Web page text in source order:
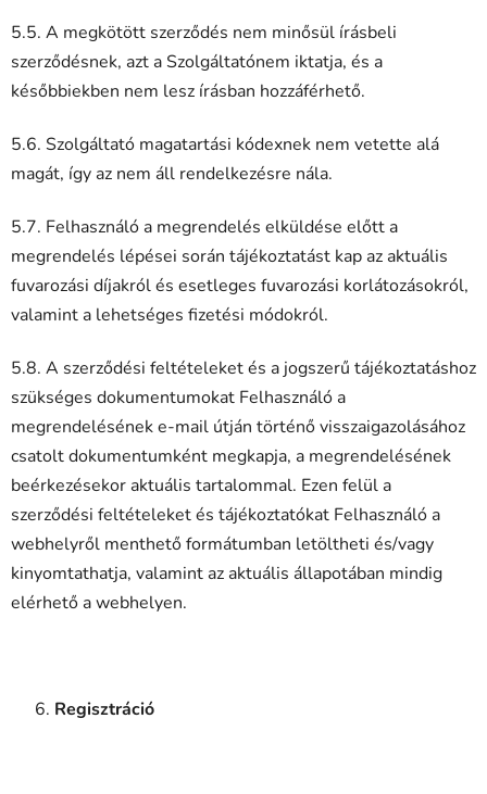
5.5. A megkötött szerződés nem minősül írásbeli
szerződésnek, azt a Szolgáltatónem iktatja, és a
későbbiekben nem lesz írásban hozzáférhető.
5.6. Szolgáltató magatartási kódexnek nem vetette alá
magát, így az nem áll rendelkezésre nála.
5.7. Felhasználó a megrendelés elküldése előtt a
megrendelés lépései során tájékoztatást kap az aktuális
fuvarozási díjakról és esetleges fuvarozási korlátozásokról,
valamint a lehetséges fizetési módokról.
5.8. A szerződési feltételeket és a jogszerű tájékoztatáshoz
szükséges dokumentumokat Felhasználó a
megrendelésének e-mail útján történő visszaigazolásához
csatolt dokumentumként megkapja, a megrendelésének
beérkezésekor aktuális tartalommal. Ezen felül a
szerződési feltételeket és tájékoztatókat Felhasználó a
webhelyről menthető formátumban letöltheti és/vagy
kinyomtathatja, valamint az aktuális állapotában mindig
elérhető a webhelyen.
Regisztráció